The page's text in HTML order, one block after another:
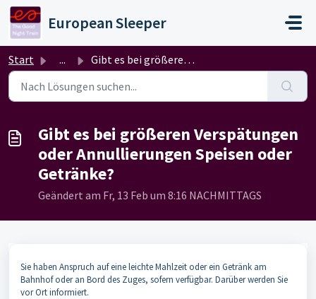
Zum hauptsächlichen Inhalt gehen
European Sleeper
Start ... Gibt es bei größeren Verspätungen oder Annullierungen Spe...
Gibt es bei größeren Verspätungen
oder Annullierungen Speisen oder
Getränke?
Geändert am Fr, 13 Feb um 8:16 NACHMITTAGS
Sie haben Anspruch auf eine leichte Mahlzeit oder ein Getränk am
Bahnhof oder an Bord des Zuges, sofern verfügbar. Darüber werden Sie
vor Ort informiert.